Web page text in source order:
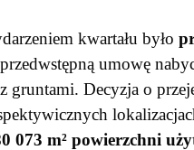
kwartału było
umowę
gruntami. Decyzja o
073 m² powierzchni